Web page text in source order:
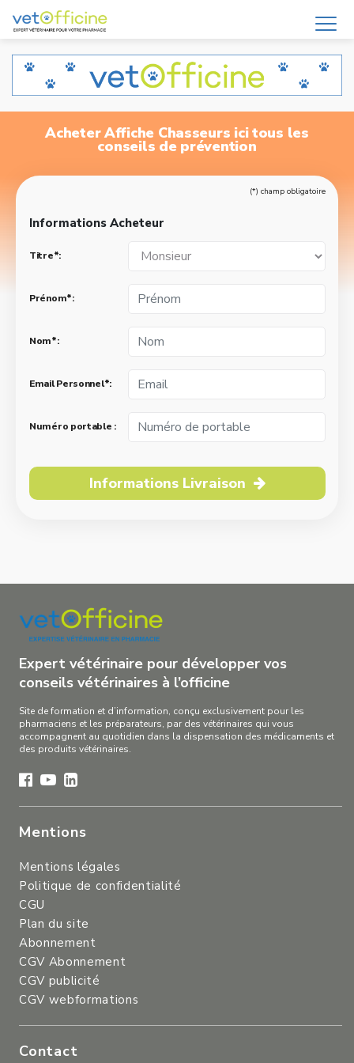
Acheter Affiche Chasseurs ici tous les
conseils de prévention
(*) champ obligatoire
Informations Acheteur
Titre*:
Prénom*:
Nom*:
Email Personnel*:
Numéro portable :
Informations Livraison
Expert vétérinaire pour développer vos
conseils vétérinaires à l’officine
Site de formation et d’information, conçu exclusivement pour les
pharmaciens et les préparateurs, par des vétérinaires qui vous
accompagnent au quotidien dans la dispensation des médicaments et
des produits vétérinaires.
Mentions
Mentions légales
Politique de confidentialité
CGU
Plan du site
Abonnement
CGV Abonnement
CGV publicité
CGV webformations
Contact